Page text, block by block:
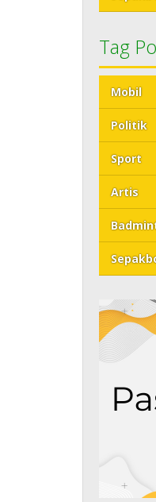
Tag
Mobil
Politik
Sport
Artis